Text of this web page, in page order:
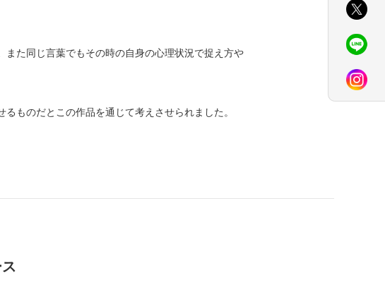
た同じ言葉でもその時の自身の心理状況で捉え方や
ものだとこの作品を通じて考えさせられました。